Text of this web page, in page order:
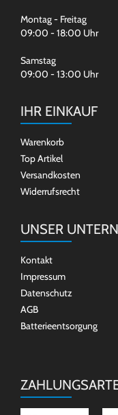
Montag - Freitag
09:00 - 18:00 Uhr
Samstag
09:00 - 13:00 Uhr
IHR EINKAUF
Warenkorb
Top Artikel
Versandkosten
Widerrufsrecht
UNSER
Kontakt
Impressum
Datenschutz
AGB
Batterieentsorgung